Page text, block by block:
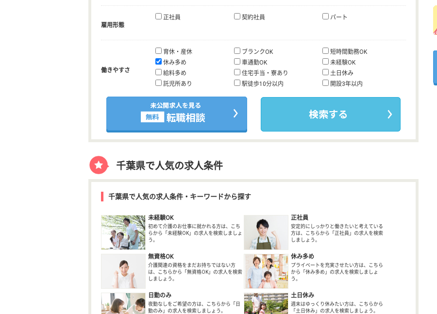
雇用形態
正社員 契約社員 パート
働きやすさ
育休・産休 ブランクOK
短時間勤務OK
休み多め
車通勤OK
未経験OK
給料多め
住宅手当・寮あり
土日休み
託児所あり
駅徒歩10分以内 開設3年以内
千葉県で人気の求人条件
千葉県で人気の求人条件・キーワードから探す
未経験OK
初めて介護のお仕事に就かれる方は、こち
らから「未経験OK」の求人を検索しましょ
う。
正社員
安定的にしっかりと働きたいと考えている
方は、こちらから「正社員」の求人を検索
しましょう。
無資格OK
介護関連の資格をまだお持ちではない方
は、こちらから「無資格OK」の求人を検索
しましょう。
休み多め
プライベートを充実させたい方は、こちら
から「休み多め」の求人を検索しましょ
う。
日勤のみ
夜勤なしをご希望の方は、こちらから「日
勤のみ」の求人を検索しましょう。
土日休み
週末はゆっくり休みたい方は、こちらから
「土日休み」の求人を検索しましょう。